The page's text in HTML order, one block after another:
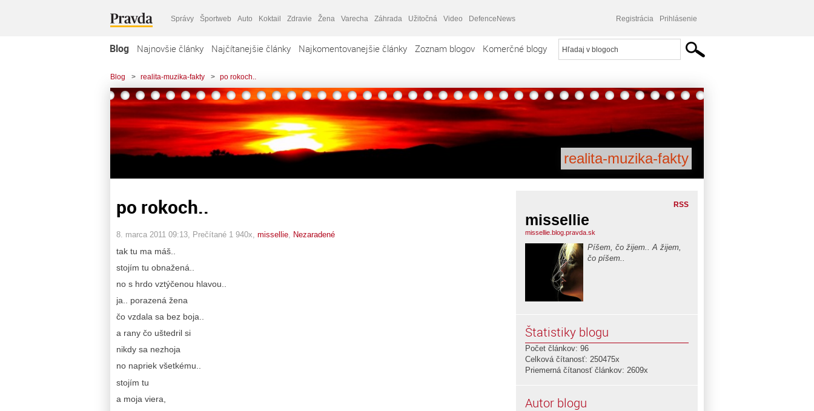
Správy Športweb Auto Koktail Zdravie Žena Varecha Záhrada Užitočná Video DefenceNews Registrácia Prihlásenie
Blog Najnovšie články Najčítanejšie články Najkomentovanejšie články Zoznam blogov Komerčné blogy
Blog > realita-muzika-fakty > po rokoch..
realita-muzika-fakty
po rokoch..
8. marca 2011 09:13 , Prečítané 1 940x, missellie Nezaradené
tak tu ma máš..
stojím tu obnažená..
no s hrdo vztýčenou hlavou..
ja.. porazená žena
čo vzdala sa bez boja..
a rany čo uštedril si
nikdy sa nezhoja
no napriek všetkému..
stojím tu
a moja viera,
RSS
missellie
missellie.blog.pravda.sk
Píšem, čo žijem.. A žijem,
čo píšem..
Štatistiky blogu
Počet článkov: 96
Celková čítanosť: 250475x
Priemerná čítanosť článkov: 2609x
Autor blogu